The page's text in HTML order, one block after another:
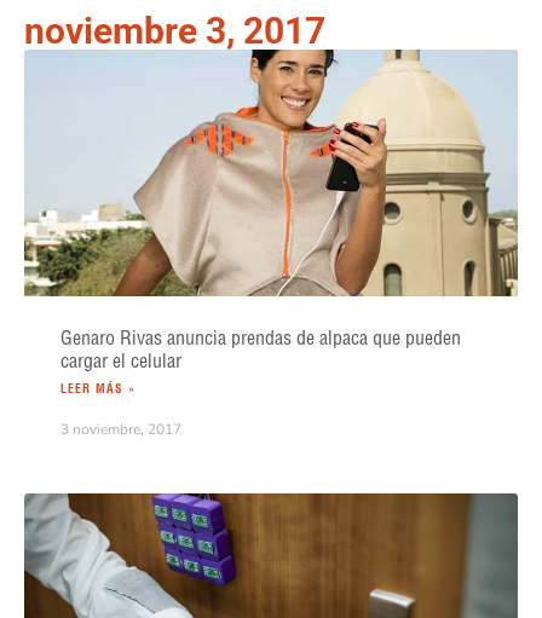
noviembre 3, 2017
Genaro Rivas anuncia prendas de alpaca que pueden
cargar el celular
LEER MÁS »
3 noviembre, 2017